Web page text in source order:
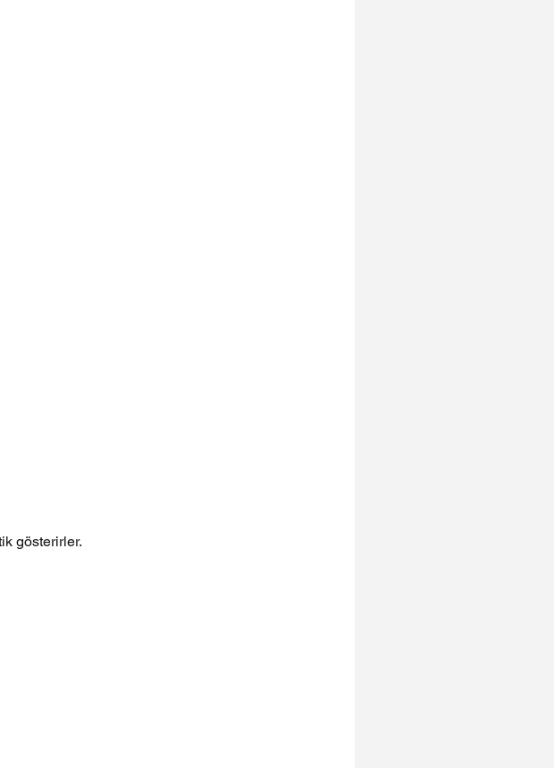
gösterirler.